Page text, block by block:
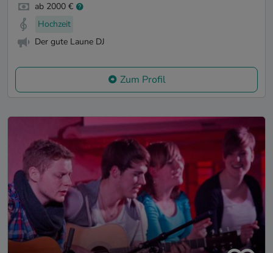
ab 2000 €
Hochzeit
Der gute Laune DJ
Zum Profil